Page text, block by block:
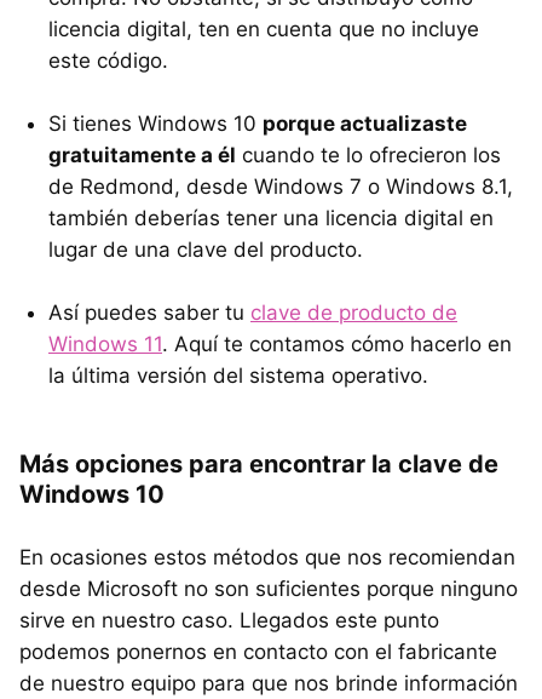
licencia digital, ten en cuenta que no incluye
este código.
Si tienes Windows 10 porque actualizaste
gratuitamente a él cuando te lo ofrecieron los
de Redmond, desde Windows 7 o Windows 8.1,
también deberías tener una licencia digital en
lugar de una clave del producto.
Así puedes saber tu clave de producto de
Windows 11. Aquí te contamos cómo hacerlo en
la última versión del sistema operativo.
Más opciones para encontrar la clave de
Windows 10
En ocasiones estos métodos que nos recomiendan
desde Microsoft no son suficientes porque ninguno
sirve en nuestro caso. Llegados este punto
podemos ponernos en contacto con el fabricante
de nuestro equipo para que nos brinde información